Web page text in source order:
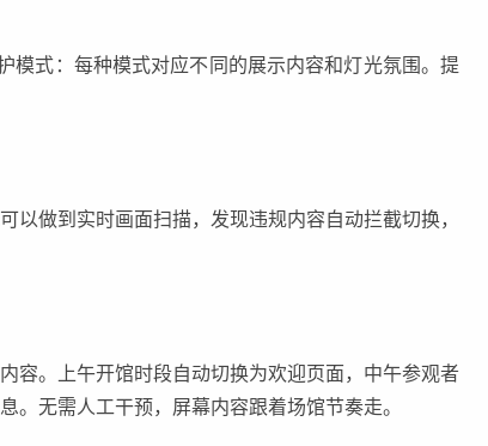
模式：每种模式对应不同的展示内容和灯光氛围。提
做到实时画面扫描，发现违规内容自动拦截切换，
容。上午开馆时段自动切换为欢迎页面，中午参观者
。无需人工干预，屏幕内容跟着场馆节奏走。